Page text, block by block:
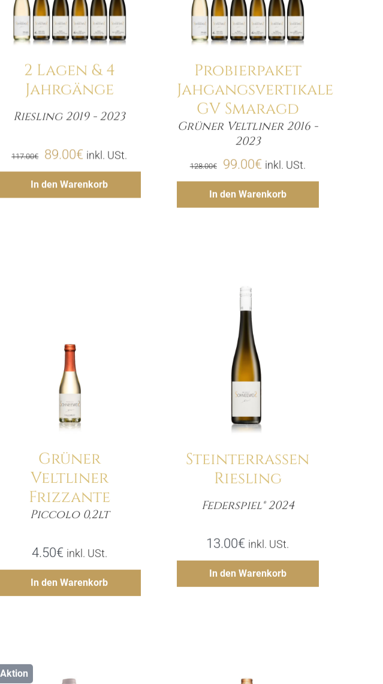
2 Lagen & 4
Jahrgänge
Riesling 2019 - 2023
117.00€
Ursprünglicher
Preis
war:
89.00€ Aktueller
Preis
ist:
inkl. USt.
In den Warenkorb
Hinzufügen
Probierpaket
Jahgangsvertikale
GV Smaragd
Grüner Veltliner 2016 -
2023
128.00€
Ursprünglicher
Preis
war:
99.00€Aktueller
Preis
ist:
inkl. USt.
In den Warenkorb
Menge
Hinzufügen
Grüner
Veltliner
Frizzante
Piccolo 0,2lt
4.50€ inkl. USt.
In den Warenkorb
Menge
Hinzufügen
Details
Steinterrassen
Riesling
Federspiel® 2024
13.00€ inkl. USt.
In den Warenkorb
Menge
Hinzufügen
Aktion